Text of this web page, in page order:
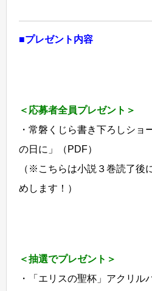
■プレゼント内容
＜応募者全員プレゼント＞
・常磐くじら書き下ろしショ
の日に」（PDF）
（※こちらは小説３巻読了後
めします！）
＜抽選でプレゼント＞
・「エリスの聖杯」アクリル